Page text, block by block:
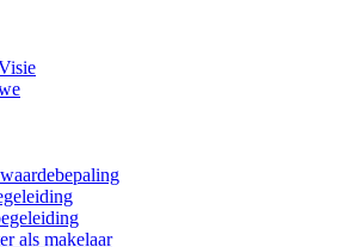
als makelaar